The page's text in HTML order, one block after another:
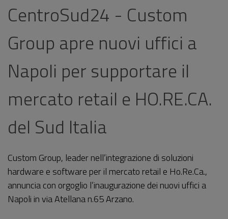
CentroSud24 - Custom
Group apre nuovi uffici a
Napoli per supportare il
mercato retail e HO.RE.CA.
del Sud Italia
Custom Group, leader nell’integrazione di soluzioni
hardware e software per il mercato retail e Ho.Re.Ca.,
annuncia con orgoglio l’inaugurazione dei nuovi uffici a
Napoli in via Atellana n.65 Arzano.